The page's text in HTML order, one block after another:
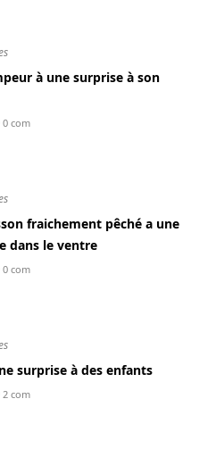
à une surprise à son
0 com
fraichement pêché a une
dans le ventre
0 com
surprise à des enfants
2 com